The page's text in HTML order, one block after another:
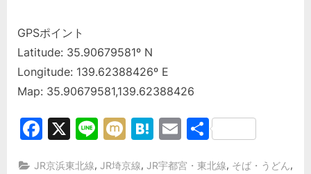
GPSポイント
Latitude: 35.90679581º N
Longitude: 139.62388426º E
Map: 35.90679581,139.62388426
Facebook
X LineMixiHatena
Email
共
JR京浜東北線, JR埼京線, JR宇都宮・東北線, そば・うどん,